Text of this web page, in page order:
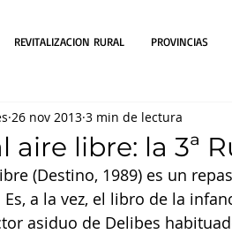
REVITALIZACION RURAL PROVINCIAS
aire libre: la 3ª
26 nov 2013 3 min de lectura
(Destino, 1989) es un
a la vez, el libro de la
asiduo de Delibes